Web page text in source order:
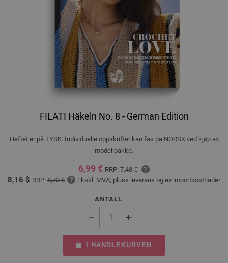
FILATI Häkeln No. 8 - German Edition
Heftet er på TYSK. Individuelle oppskrifter kan fås på NORSK ved kjøp av
modellpakke.
6,99 € RRP: 7,48 €
8,16 $ RRP: 8,73 $ Ekskl. MVA, pluss leverans og ev importkostnader
ANTALL
I HANDLEKURVEN